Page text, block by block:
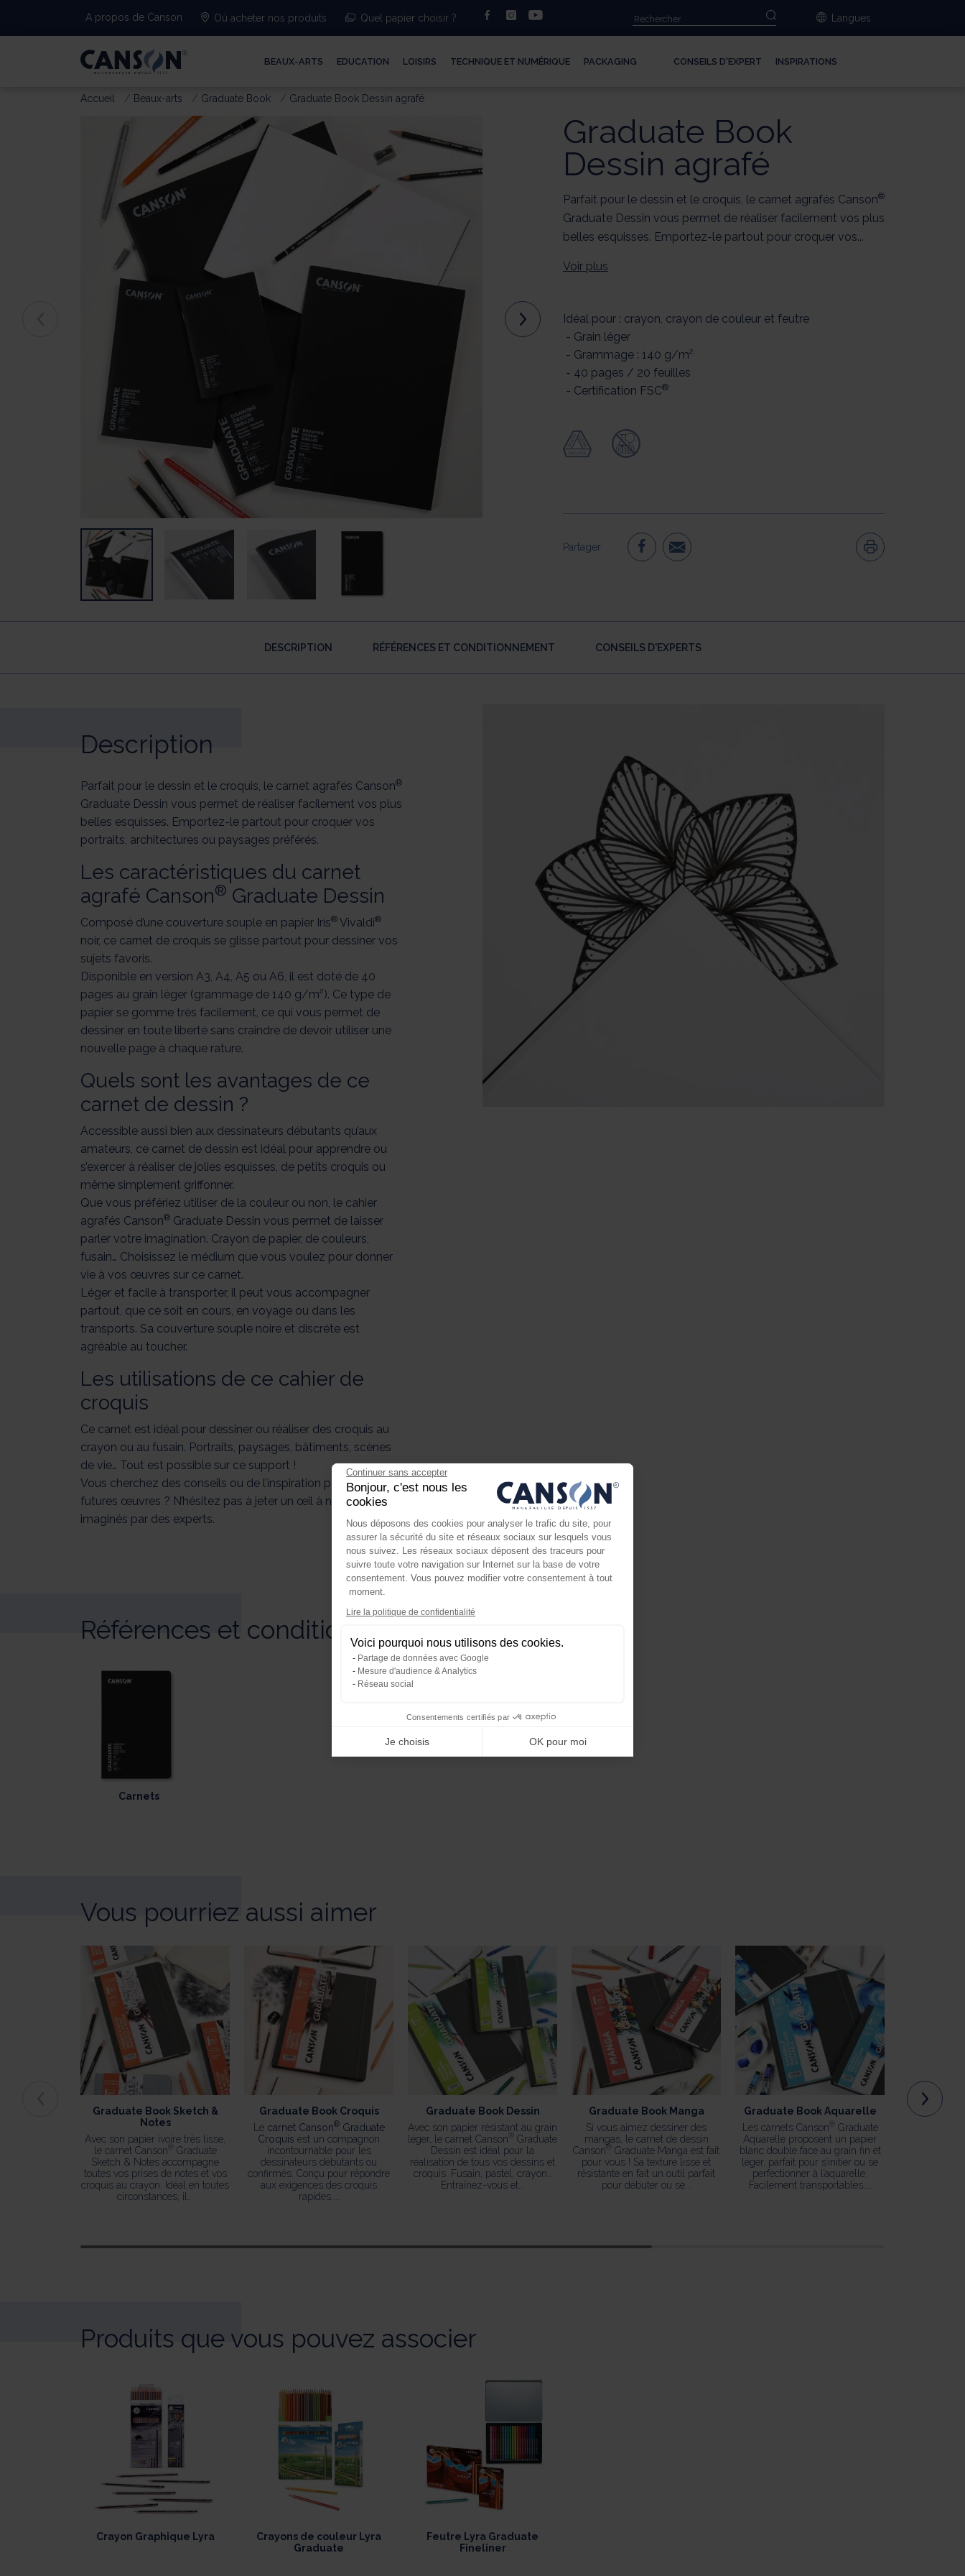
A propos de Canson Où acheter nos produits Quel papier choisir ? facebookinstagram Langues
BEAUX-ARTS EDUCATION LOISIRS TECHNIQUE ET NUMÉRIQUE PACKAGING CONSEILS D'EXPERT INSPIRATIONS
Accueil Beaux-arts Graduate Book Graduate Book Dessin agrafé
Graduate Book
Dessin agrafé
Parfait pour le dessin et le croquis, le carnet agrafés Canson®
Graduate Dessin vous permet de réaliser facilement vos plus
belles esquisses. Emportez-le partout pour croquer vos...
Voir plus
Idéal pour : crayon, crayon de couleur et feutre
- Grain léger
- Grammage : 140 g/m²
- 40 pages / 20 feuilles
- Certification FSC®
Partager
DESCRIPTION RÉFÉRENCES ET CONDITIONNEMENT CONSEILS D'EXPERTS
Description
Parfait pour le dessin et le croquis, le carnet agrafés Canson®
Graduate Dessin vous permet de réaliser facilement vos plus
belles esquisses. Emportez-le partout pour croquer vos
portraits, architectures ou paysages préférés.
Les caractéristiques du carnet
agrafé Canson® Graduate Dessin
Composé d’une couverture souple en papier Iris® Vivaldi®
noir, ce carnet de croquis se glisse partout pour dessiner vos
sujets favoris.
Disponible en version A3, A4, A5 ou A6, il est doté de 40
pages au grain léger (grammage de 140 g/m²). Ce type de
papier se gomme très facilement, ce qui vous permet de
dessiner en toute liberté sans craindre de devoir utiliser une
nouvelle page à chaque rature.
Quels sont les avantages de ce
carnet de dessin ?
Accessible aussi bien aux dessinateurs débutants qu’aux
amateurs, ce carnet de dessin est idéal pour apprendre ou
s’exercer à réaliser de jolies esquisses, de petits croquis ou
même simplement griffonner.
Que vous préfériez utiliser de la couleur ou non, le cahier
agrafés Canson® Graduate Dessin vous permet de laisser
parler votre imagination. Crayon de papier, de couleurs,
fusain… Choisissez le médium que vous voulez pour donner
vie à vos œuvres sur ce carnet.
Léger et facile à transporter, il peut vous accompagner
partout, que ce soit en cours, en voyage ou dans les
transports. Sa couverture souple noire et discrète est
agréable au toucher.
Les utilisations de ce cahier de
croquis
Ce carnet est idéal pour dessiner ou réaliser des croquis au
crayon ou au fusain. Portraits, paysages, bâtiments, scènes
de vie… Tout est possible sur ce support !
Vous cherchez des conseils ou de l’inspiration pour vos
futures œuvres ? N’hésitez pas à jeter un œil à nos tutoriels
imaginés par des experts.
Références et conditionnement
Carnets
Vous pourriez aussi aimer
Graduate Book Sketch &
Notes
Avec son papier ivoire très lisse,
le carnet Canson ® Graduate
Sketch & Notes accompagne
toutes vos prises de notes et vos
croquis au crayon. Idéal en toutes
circonstances, il...
Graduate Book Croquis
Le carnet Canson®Graduate
Croquis est un compagnon
incontournable pour les
dessinateurs débutants ou
confirmés. Conçu pour répondre
aux exigences des croquis
rapides,...
Graduate Book Dessin
Avec son papier résistant au grain
léger, le carnet Canson ® Graduate
Dessin est idéal pour la
réalisation de tous vos dessins et
croquis. Fusain, pastel, crayon…
Entraînez-vous et...
Graduate Book Manga
Si vous aimez dessiner des
mangas, le carnet de dessin
Canson® Graduate Manga est fait
pour vous ! Sa texture lisse et
résistante en fait un outil parfait
pour débuter ou se...
Graduate Book Aquarelle
Les carnets Canson ® Graduate
Aquarelle proposent un papier
blanc double face au grain fin et
léger, parfait pour s’initier ou se
perfectionner à l’aquarelle.
Facilement transportables,...
Graduate
Produits que vous pouvez associer
Crayon Graphique Lyra
Crayons de couleur Lyra
Graduate
Feutre Lyra Graduate
Fineliner
Continuer sans accepter
Bonjour, c'est nous les
cookies
Nous déposons des cookies pour analyser le trafic du site, pour
assurer la sécurité du site et réseaux sociaux sur lesquels vous
nous suivez. Les réseaux sociaux déposent des traceurs pour
suivre toute votre navigation sur Internet sur la base de votre
consentement. Vous pouvez modifier votre consentement à tout
moment.
Lire la politique de confidentialité
Voici pourquoi nous utilisons des cookies.
Partage de données avec Google
Mesure d'audience & Analytics
Réseau social
Consentements certifiés par
Je choisis OK pour moi
Axeptio consent
Notre plateforme vous permet d'adapter et de gérer vos paramètres de confidentialité, en garantissant